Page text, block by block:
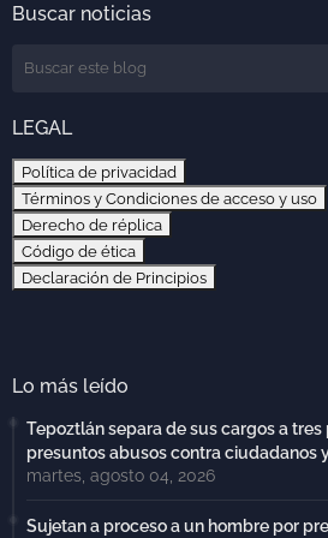
Buscar noticias
LEGAL
Política de privacidad
Términos y Condiciones de acceso y uso
Derecho de réplica
Código de ética
Declaración de Principios
Lo más leído
Tepoztlán separa de sus cargos a
presuntos abusos contra ciudadanos
martes, agosto 04, 2026
Sujetan a proceso a un hombre por